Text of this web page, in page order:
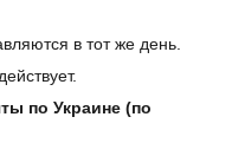
в тот же день.
по Украине (по